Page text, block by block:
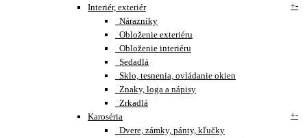
Interiér, exteriér
+-
Nárazníky
Obloženie exteriéru
Obloženie interiéru
Sedadlá
Sklo, tesnenia, ovládanie okien
Znaky, loga a nápisy
Zrkadlá
Karoséria
+-
Dvere, zámky, pánty, kľučky